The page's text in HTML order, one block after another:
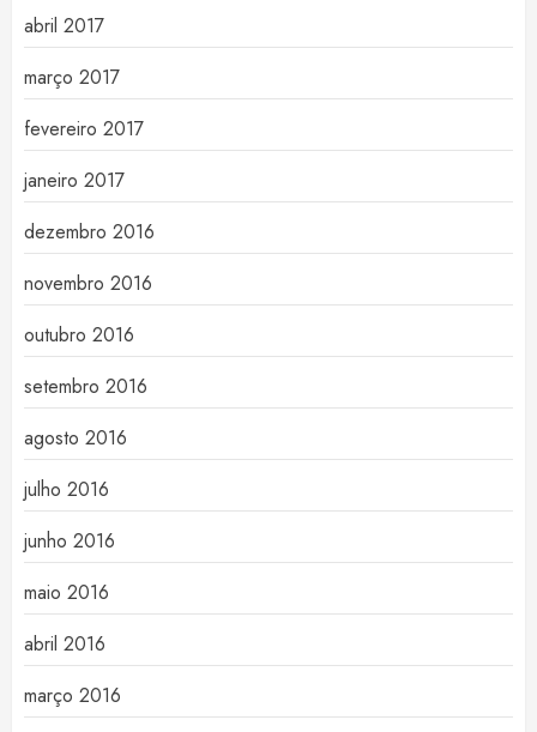
abril 2017
março 2017
fevereiro 2017
janeiro 2017
dezembro 2016
novembro 2016
outubro 2016
setembro 2016
agosto 2016
julho 2016
junho 2016
maio 2016
abril 2016
março 2016